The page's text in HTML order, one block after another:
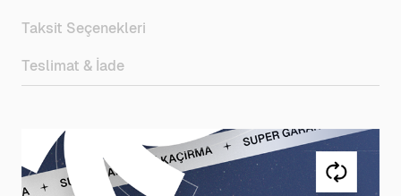
Taksit Seçenekleri
Teslimat & İade